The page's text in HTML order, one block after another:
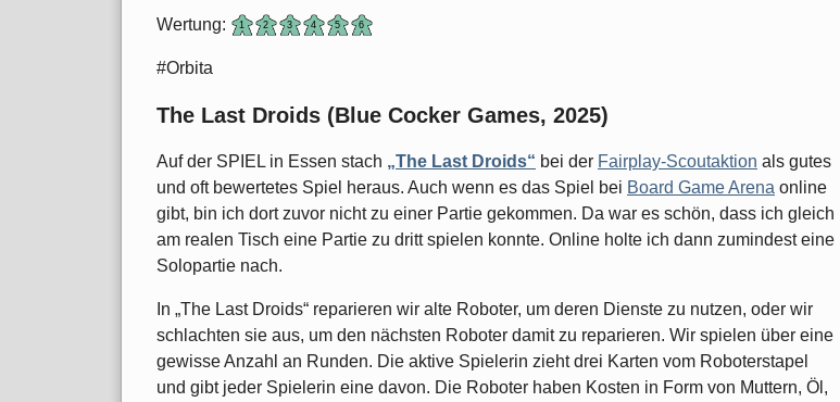
Wertung:
#Orbita
The Last Droids (Blue Cocker Games, 2025)
Auf der SPIEL in Essen stach „The Last Droids“ bei der Fairplay-Scoutaktion als gutes
und oft bewertetes Spiel heraus. Auch wenn es das Spiel bei Board Game Arena online
gibt, bin ich dort zuvor nicht zu einer Partie gekommen. Da war es schön, dass ich gleich
am realen Tisch eine Partie zu dritt spielen konnte. Online holte ich dann zumindest eine
Solopartie nach.
In „The Last Droids“ reparieren wir alte Roboter, um deren Dienste zu nutzen, oder wir
schlachten sie aus, um den nächsten Roboter damit zu reparieren. Wir spielen über eine
gewisse Anzahl an Runden. Die aktive Spielerin zieht drei Karten vom Roboterstapel
und gibt jeder Spielerin eine davon. Die Roboter haben Kosten in Form von Muttern, Öl,